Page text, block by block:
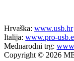
Hrvaška: www.usb.hr
Italija: www.pro-
Mednarodni trg:
Copyright © 2026